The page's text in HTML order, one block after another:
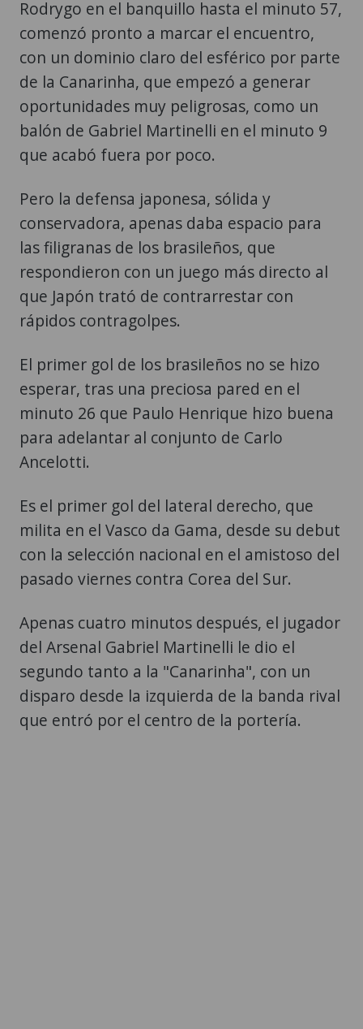
Rodrygo en el banquillo hasta el minuto 57,
comenzó pronto a marcar el encuentro,
con un dominio claro del esférico por parte
de la Canarinha, que empezó a generar
oportunidades muy peligrosas, como un
balón de Gabriel Martinelli en el minuto 9
que acabó fuera por poco.
Pero la defensa japonesa, sólida y
conservadora, apenas daba espacio para
las filigranas de los brasileños, que
respondieron con un juego más directo al
que Japón trató de contrarrestar con
rápidos contragolpes.
El primer gol de los brasileños no se hizo
esperar, tras una preciosa pared en el
minuto 26 que Paulo Henrique hizo buena
para adelantar al conjunto de Carlo
Ancelotti.
Es el primer gol del lateral derecho, que
milita en el Vasco da Gama, desde su debut
con la selección nacional en el amistoso del
pasado viernes contra Corea del Sur.
Apenas cuatro minutos después, el jugador
del Arsenal Gabriel Martinelli le dio el
segundo tanto a la "Canarinha", con un
disparo desde la izquierda de la banda rival
que entró por el centro de la portería.